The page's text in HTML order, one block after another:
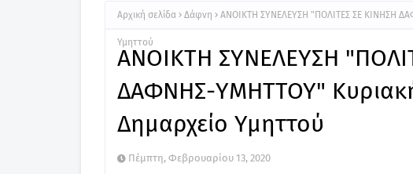
Αρχική σελίδα Δάφνη ΑΝΟΙΚΤΗ ΣΥΝΕΛΕΥΣΗ "ΠΟΛΙΤΕΣ ΣΕ ΚΙΝΗΣΗ
Υμηττού
ΑΝΟΙΚΤΗ ΣΥΝΕΛΕΥΣΗ
ΔΑΦΝΗΣ-ΥΜΗΤΤΟΥ"
Δημαρχείο Υμηττού
Πέμπτη, Φεβρουαρίου 13, 2020